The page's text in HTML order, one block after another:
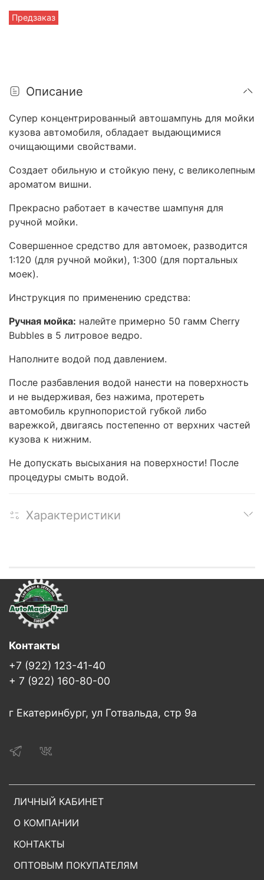
Предзаказ
Описание
Супер концентрированный автошампунь для мойки
кузова автомобиля, обладает выдающимися
очищающими свойствами.
Создает обильную и стойкую пену, с великолепным
ароматом вишни.
Прекрасно работает в качестве шампуня для
ручной мойки.
Совершенное средство для автомоек, разводится
1:120 (для ручной мойки), 1:300 (для портальных
моек).
Инструкция по применению средства:
Ручная мойка: налейте примерно 50 гамм Cherry
Bubbles в 5 литровое ведро.
Наполните водой под давлением.
После разбавления водой нанести на поверхность
и не выдерживая, без нажима, протереть
автомобиль крупнопористой губкой либо
варежкой, двигаясь постепенно от верхних частей
кузова к нижним.
Не допускать высыхания на поверхности! После
процедуры смыть водой.
Характеристики
ЛИЧНЫЙ КАБИНЕТ
О КОМПАНИИ
КОНТАКТЫ
ОПТОВЫМ ПОКУПАТЕЛЯМ
Контакты
+7 (922) 123-41-40
+ 7 (922) 160-80-00
г Екатеринбург, ул Готвальда, стр 9а